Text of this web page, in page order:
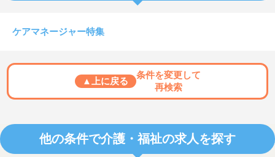
ケアマネージャー特集
▲上に戻る
条件を変更して
再検索
他の条件で介護・福祉の求人を探す